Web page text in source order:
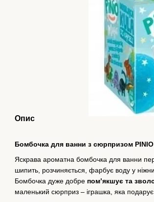
Опис
Бомбочка для ванни з сюрпризом PINIO
Яскрава ароматна бомбочка для ванни
шипить, розчиняється, фарбує воду у
Бомбочка дуже добре пом’якшує та
маленький сюрприз – іграшка, яка